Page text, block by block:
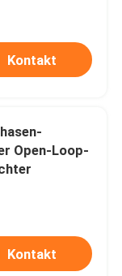
Kontakt
Open-Loop-
Kontakt